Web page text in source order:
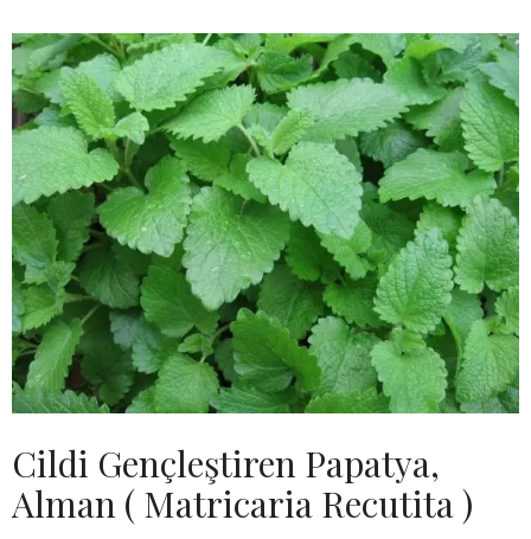
Cildi Gençleştiren Papatya,
Alman ( Matricaria Recutita )